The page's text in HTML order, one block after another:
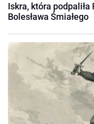
Iskra, która
Bolesława Śmiałego